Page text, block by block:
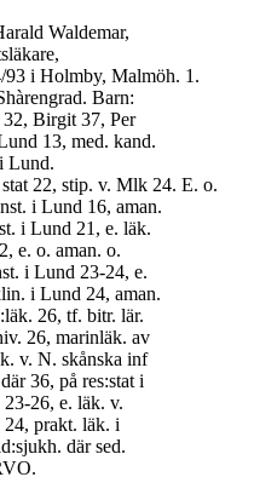
Waldemar,
93 i Holmby, Malmöh. 1.
Barn:
Birgit 37, Per
13, med. kand.
Lund.
22, stip. v. Mlk 24. E. o.
i Lund 16, aman.
i Lund 21, e. läk.
e. o. aman. o.
i Lund 23-24, e.
i Lund 24, aman.
26, tf. bitr. lär.
26, marinläk. av
v. N. skånska inf
36, på res:stat i
26, e. läk. v.
prakt. läk. i
där sed.